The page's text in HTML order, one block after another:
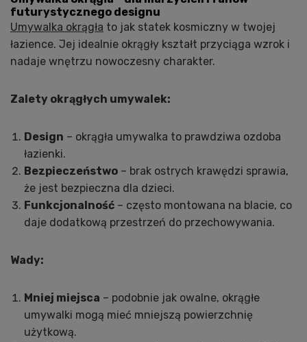
futurystycznego designu
Umywalka okrągła to jak statek kosmiczny w twojej
łazience. Jej idealnie okrągły kształt przyciąga wzrok i
nadaje wnętrzu nowoczesny charakter.
Zalety okrągłych umywalek:
Design – okrągła umywalka to prawdziwa ozdoba
łazienki.
Bezpieczeństwo – brak ostrych krawędzi sprawia,
że jest bezpieczna dla dzieci.
Funkcjonalność – często montowana na blacie, co
daje dodatkową przestrzeń do przechowywania.
Wady:
Mniej miejsca – podobnie jak owalne, okrągłe
umywalki mogą mieć mniejszą powierzchnię
użytkową.